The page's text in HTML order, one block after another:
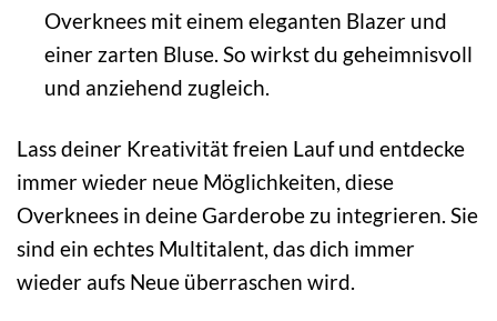
Overknees mit einem eleganten Blazer und
einer zarten Bluse. So wirkst du geheimnisvoll
und anziehend zugleich.
Lass deiner Kreativität freien Lauf und entdecke
immer wieder neue Möglichkeiten, diese
Overknees in deine Garderobe zu integrieren. Sie
sind ein echtes Multitalent, das dich immer
wieder aufs Neue überraschen wird.